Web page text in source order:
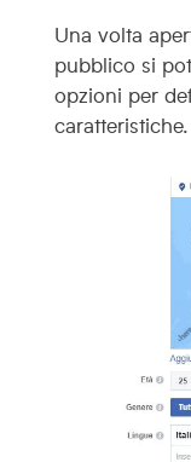
Una volta
pubblico si
opzioni per
caratteristiche.